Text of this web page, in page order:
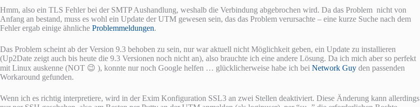
Hmm, also ein TLS Fehler bei der SMTP Aushandlung, weshalb die Verbindung abgebrochen wird. Da das Problem nicht von
Anfang an bestand, muss es wohl ein Update der UTM gewesen sein, das das Problem verursachte – eine kurze Suche nach dem
Fehler ergab einige ähnliche Problemmeldungen.
Das Problem scheint ab der Version 9.3 behoben zu sein, nur war aktuell nicht Möglichkeit geben, ein Update zu installieren
(Up2Date zeigt auch bis heute die 9.3 Versionen noch nicht an), also brauchte ich eine andere Lösung. Da ich mich aber so perfekt
mit Linux auskenne (NOT 😉 ), konnte nur noch Google helfen … glücklicherweise habe ich bei Network Guy den passenden
Workaround gefunden.
Wenn ich es richtig interpretiere, wird in der Exim Konfiguration SSL3 an zwei Stellen deaktiviert. Diese Änderung kann allerdings